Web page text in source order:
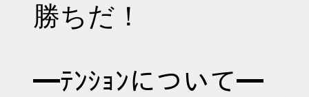
勝ちだ！
━ﾃﾝｼｮﾝについて━